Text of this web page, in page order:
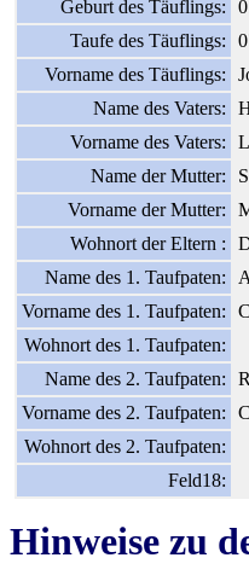
Geburt des Täuflings:
Taufe des Täuflings:
Vorname des Täuflings:
Name des Vaters:
Vorname des Vaters:
Name der Mutter:
Vorname der Mutter:
Wohnort der Eltern :
Name des 1. Taufpaten:
Vorname des 1. Taufpaten:
Wohnort des 1. Taufpaten:
Name des 2. Taufpaten:
Vorname des 2. Taufpaten:
Wohnort des 2. Taufpaten:
Feld18:
Hinweise zu